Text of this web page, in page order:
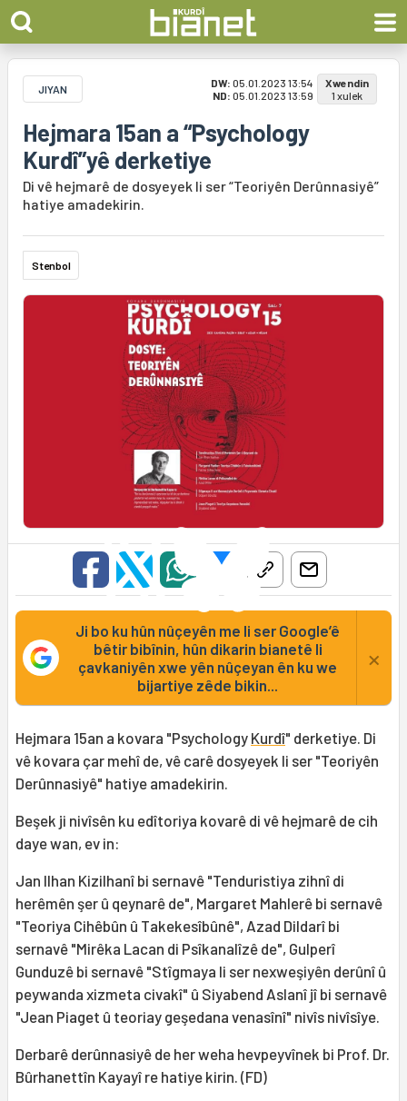
JIYAN DW: 05.01.2023 13:54
ND: 05.01.2023 13:59
Xwendin
1 xulek
Hejmara 15an a “Psychology
Kurdî”yê derketiye
Di vê hejmarê de dosyeyek li ser “Teoriyên Derûnnasiyê”
hatiye amadekirin.
Stenbol
Ji bo ku hûn nûçeyên me li ser Google’ê
bêtir bibînin, hûn dikarin bianetê li
çavkaniyên xwe yên nûçeyan ên ku we
bijartiye zêde bikin...
×
Hejmara 15an a kovara "Psychology Kurdî" derketiye. Di
vê kovara çar mehî de, vê carê dosyeyek li ser "Teoriyên
Derûnnasiyê" hatiye amadekirin.
Beşek ji nivîsên ku edîtoriya kovarê di vê hejmarê de cih
daye wan, ev in:
Jan Ilhan Kizilhanî bi sernavê "Tenduristiya zihnî di
herêmên şer û qeynarê de", Margaret Mahlerê bi sernavê
"Teoriya Cihêbûn û Takekesîbûnê", Azad Dildarî bi
sernavê "Mirêka Lacan di Psîkanalîzê de", Gulperî
Gunduzê bi sernavê "Stîgmaya li ser nexweşiyên derûnî û
peywanda xizmeta civakî" û Siyabend Aslanî jî bi sernavê
"Jean Piaget û teoriay geşedana venasînî" nivîs nivîsîye.
Derbarê derûnnasiyê de her weha hevpeyvînek bi Prof. Dr.
Bûrhanettîn Kayayî re hatiye kirin. (FD)